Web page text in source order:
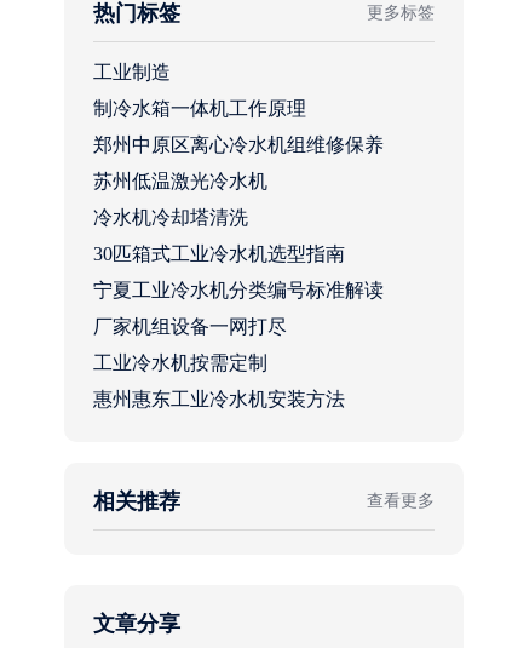
热门标签 更多标签
工业制造
制冷水箱一体机工作原理
郑州中原区离心冷水机组维修保养
苏州低温激光冷水机
冷水机冷却塔清洗
30匹箱式工业冷水机选型指南
宁夏工业冷水机分类编号标准解读
厂家机组设备一网打尽
工业冷水机按需定制
惠州惠东工业冷水机安装方法
相关推荐 查看更多
文章分享